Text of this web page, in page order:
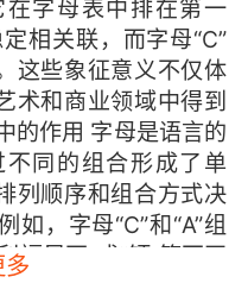
字母表中排在第一
相关联，而字母“C”
这些象征意义不仅体
术和商业领域中得到
的作用 字母是语言的
同的组合形成了单
列顺序和组合方式决
，字母“C”和“A”组
福尼亚”或“钙”等不同
语言能够表达丰富的
多